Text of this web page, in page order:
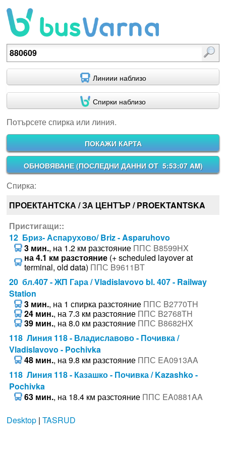
Потърсете спирка или линия.
Линиии наблизо
Спирки наблизо
Потърсете спирка или линия.
ПОКАЖИ КАРТА
ОБНОВЯВАНЕ (ПОСЛЕДНИ ДАННИ ОТ 5:53:07 AM)
Спирка:
ПРОЕКТАНТСКА / ЗА ЦЕНТЪР / PROEKTANTSKA
Пристигащи::
12 Бриз- Аспарухово/ Briz - Asparuhovo
3 мин., на 1.2 км разстояние ППС B8599HX
на 4.1 км разстояние(+ scheduled layover at
terminal, old data) ППС B9611BT
20 бл.407 - ЖП Гара / Vladislavovo bl. 407 - Railway
Station
3 мин., на 1 спирка разстояние ППС B2770TH
24 мин., на 7.3 км разстояние ППС B2768TH
39 мин., на 8.0 км разстояние ППС B8682HX
118 Линия 118 - Владиславово - Почивка /
Vladislavovo - Pochivka
48 мин., на 9.8 км разстояние ППС EA0913AA
118 Линия 118 - Казашко - Почивка / Kazashko -
Pochivka
63 мин., на 18.4 км разстояние ППС EA0881AA
Desktop| TASRUD